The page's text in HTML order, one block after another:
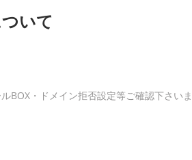
いて
BOX・ドメイン拒否設定等ご確認下さい